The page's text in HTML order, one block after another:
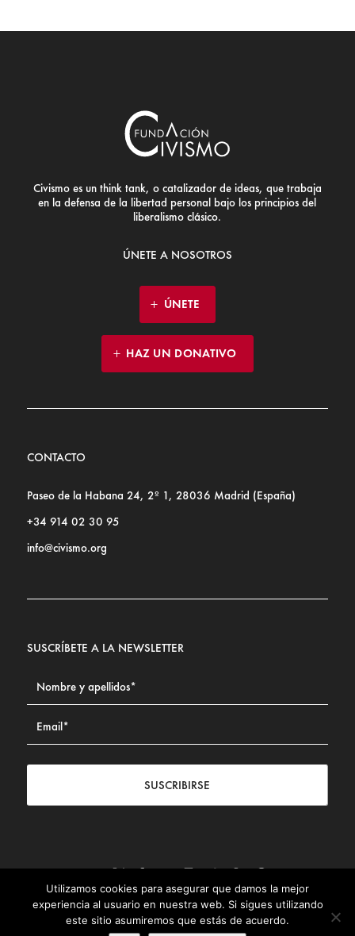
Civismo es un think tank, o catalizador de ideas, que trabaja
en la defensa de la libertad personal bajo los principios del
liberalismo clásico.
ÚNETE A NOSOTROS
ÚNETE
HAZ UN DONATIVO
CONTACTO
Paseo de la Habana 24, 2º 1, 28036 Madrid (España)
+34 914 02 30 95
info@civismo.org
SUSCRÍBETE A LA NEWSLETTER
SUSCRIBIRSE
Contacto | Aviso legal | Política de privacidad | Política de
Cookies
Utilizamos cookies para asegurar que damos la mejor
experiencia al usuario en nuestra web. Si sigues utilizando
este sitio asumiremos que estás de acuerdo.